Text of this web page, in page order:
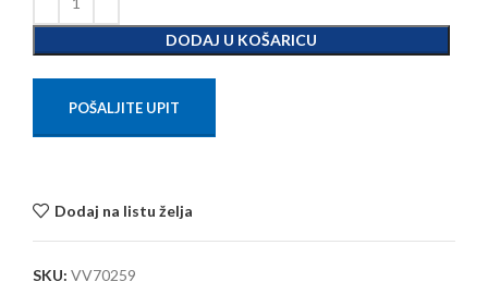
DODAJ U KOŠARICU
POŠALJITE UPIT
Dodaj na listu želja
SKU: VV70259